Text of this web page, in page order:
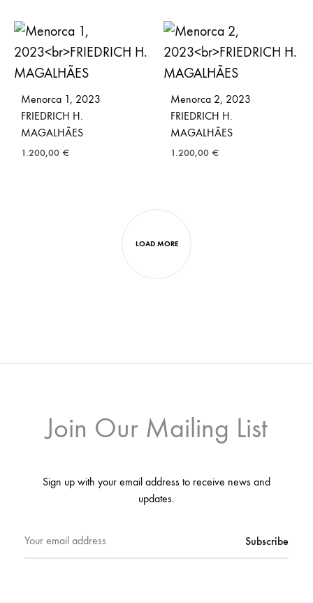
Menorca 1, 2023
FRIEDRICH H.
MAGALHÃES
1.200,00 €
Menorca 2, 2023
FRIEDRICH H.
MAGALHÃES
1.200,00 €
LOAD MORE
Join Our Mailing List
Sign up with your email address to receive news and
updates.